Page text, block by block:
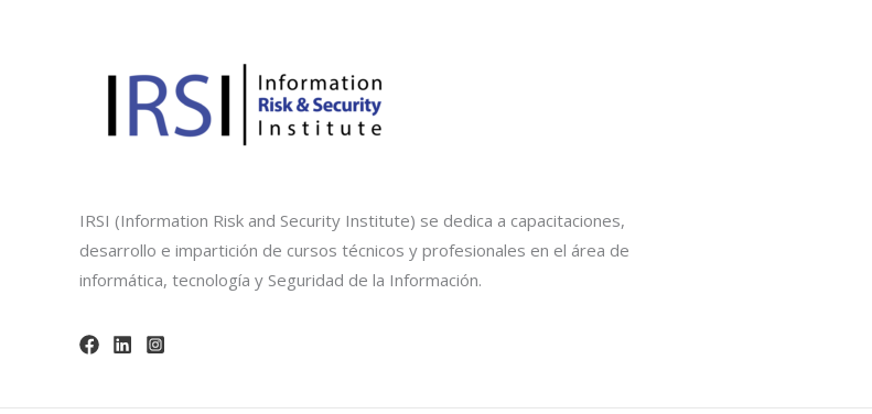
IRSI (Information Risk and Security Institute) se dedica a capacitaciones,
desarrollo e impartición de cursos técnicos y profesionales en el área de
informática, tecnología y Seguridad de la Información.